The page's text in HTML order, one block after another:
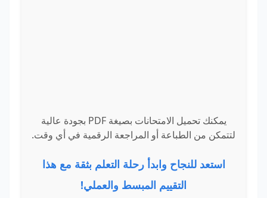
يمكنك تحميل الامتحانات بصيغة PDF بجودة عالية
لتتمكن من الطباعة أو المراجعة الرقمية في أي وقت.
استعد للنجاح وابدأ رحلة التعلم بثقة مع هذا
التقييم المبسط والعملي!